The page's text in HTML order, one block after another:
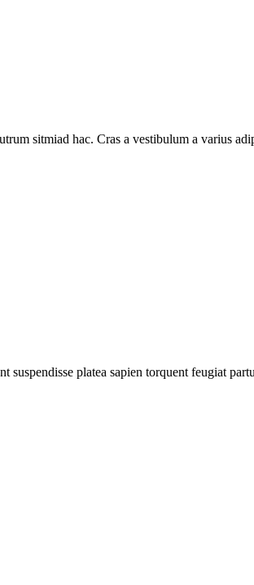
sitmiad hac. Cras a vestibulum a varius
platea sapien torquent feugiat